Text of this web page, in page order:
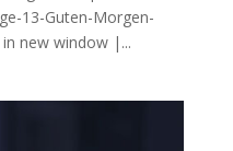
13-Guten-Morgen-
new window |...